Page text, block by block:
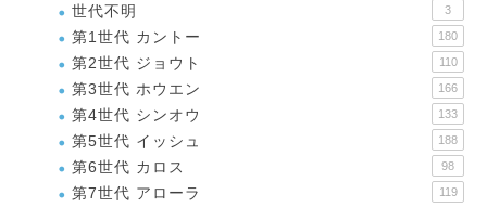
世代不明 3
第1世代 カントー 180
第2世代 ジョウト 110
第3世代 ホウエン 166
第4世代 シンオウ 133
第5世代 イッシュ 188
第6世代 カロス 98
第7世代 アローラ 119